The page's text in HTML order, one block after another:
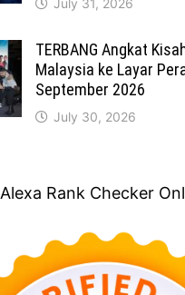
TERBANG Angkat
Malaysia ke Layar
September 2026
July 30, 2026
Alexa Rank Checker